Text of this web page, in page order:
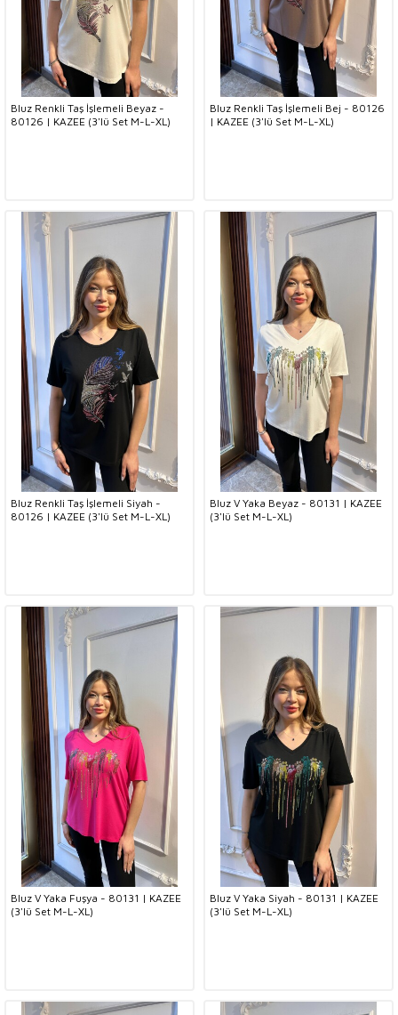
Bluz Renkli Taş İşlemeli Beyaz -
80126 | KAZEE (3'lü Set M-L-XL)
Bluz Renkli Taş İşlemeli Bej - 80126
| KAZEE (3'lü Set M-L-XL)
Bluz Renkli Taş İşlemeli Siyah -
80126 | KAZEE (3'lü Set M-L-XL)
Bluz V Yaka Beyaz - 80131 | KAZEE
(3'lü Set M-L-XL)
Bluz V Yaka Fuşya - 80131 | KAZEE
(3'lü Set M-L-XL)
Bluz V Yaka Siyah - 80131 | KAZEE
(3'lü Set M-L-XL)